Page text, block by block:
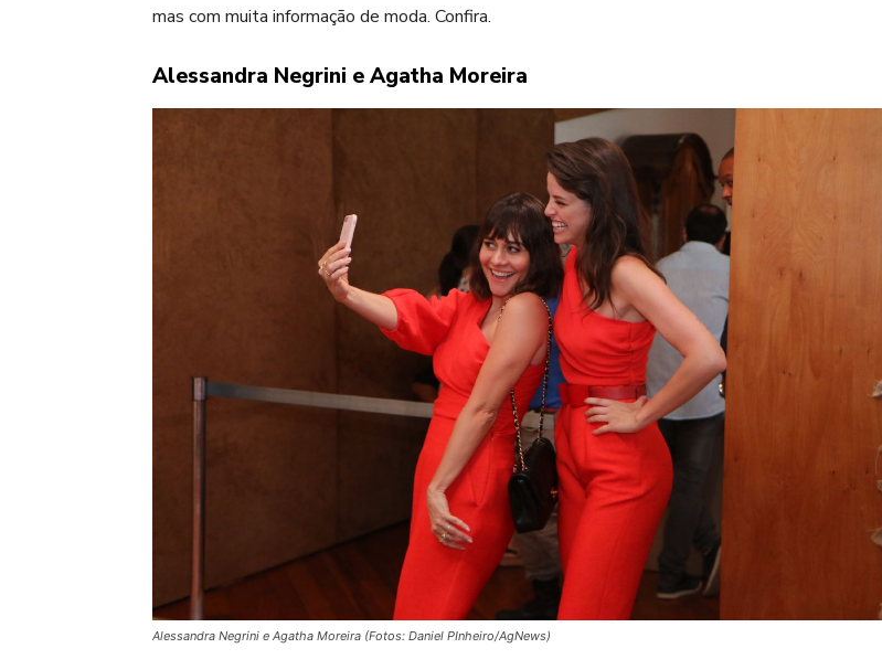
mas com muita informação de moda. Confira.
Alessandra Negrini e Agatha Moreira
Alessandra Negrini e Agatha Moreira (Fotos: Daniel PInheiro/AgNews)